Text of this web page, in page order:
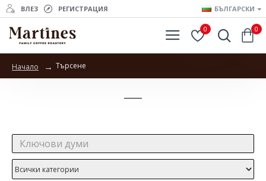
ВЛЕЗ РЕГИСТРАЦИЯ БЪЛГАРСКИ
0 0
Начало Търсене